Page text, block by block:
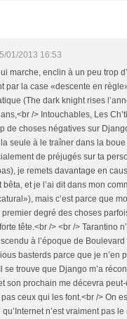
01/2013 16:53
marche, enclin à un peu trop
par la case «descente en
(The dark knight rises
/> Intouchables, Les
de choses négatives sur
la seule à le traîner dans la
de préjugés sur ta
je remets davantage en
bêta, et je l’ai dit dans mon
mais c’est parce que
premier degré des choses
tête.<br /> <br /> Tarantino
à l’époque de
basterds parce que je n’en
se trouve que Django m’a
son prochain me décevra peut-
pas ceux qui les font.<br /> On
n’est vraiment pas